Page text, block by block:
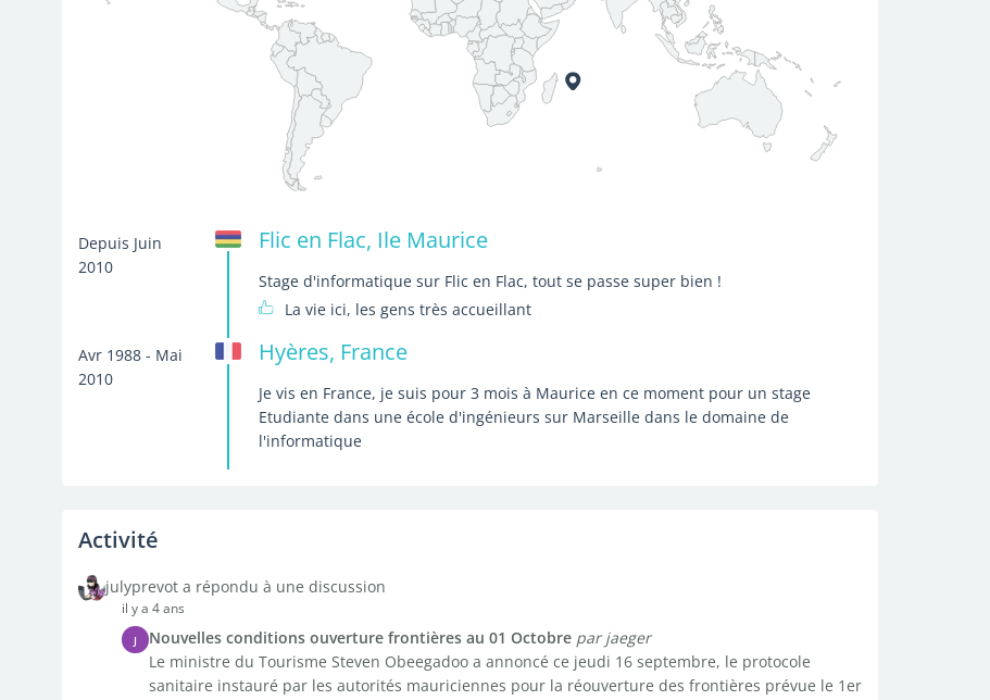
Depuis Juin
2010
Flic en Flac, Ile Maurice
Stage d'informatique sur Flic en Flac, tout se passe super bien !
La vie ici, les gens très accueillant
Avr 1988 - Mai
2010
Hyères, France
Je vis en France, je suis pour 3 mois à Maurice en ce moment pour un stage
Etudiante dans une école d'ingénieurs sur Marseille dans le domaine de
l'informatique
Activité
julyprevot a répondu à une discussion
il y a 4 ans
J Nouvelles conditions ouverture frontières au 01 Octobre par jaeger
Le ministre du Tourisme Steven Obeegadoo a annoncé ce jeudi 16 septembre, le protocole
sanitaire instauré par les autorités mauriciennes pour la réouverture des frontières prévue le 1er